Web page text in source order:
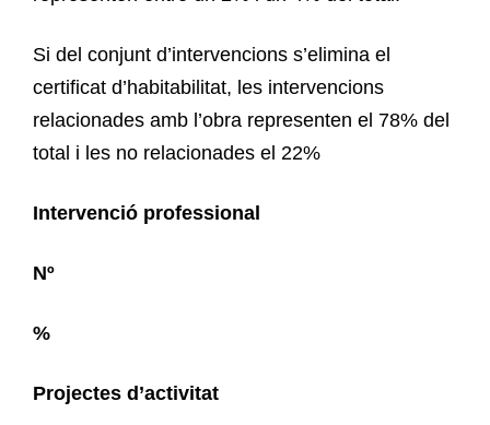
Si del conjunt d’intervencions s’elimina el
certificat d’habitabilitat, les intervencions
relacionades amb l’obra representen el 78% del
total i les no relacionades el 22%
Intervenció professional
Nº
%
Projectes d’activitat